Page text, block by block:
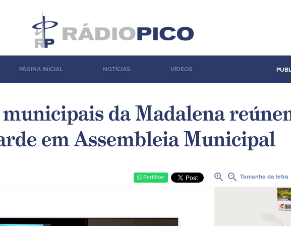
PÁGINA INICIAL NOTÍCIAS VÍDEOS
da Madalena
em Assembleia Municipal
Partilhar zoom_in zoom_out Tamanho da letra